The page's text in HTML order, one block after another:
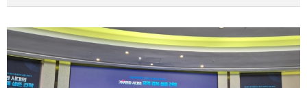
공지사항보도자료진흥원
소식